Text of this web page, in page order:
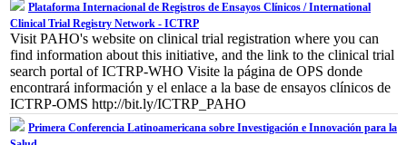
Plataforma Internacional de Registros de Ensayos Clínicos / International
Clinical Trial Registry Network - ICTRP
Visit PAHO's website on clinical trial registration where you can
find information about this initiative, and the link to the clinical trial
search portal of ICTRP-WHO Visite la página de OPS donde
encontrará información y el enlace a la base de ensayos clínicos de
ICTRP-OMS http://bit.ly/ICTRP_PAHO
Primera Conferencia Latinoamericana sobre Investigación e Innovación para la